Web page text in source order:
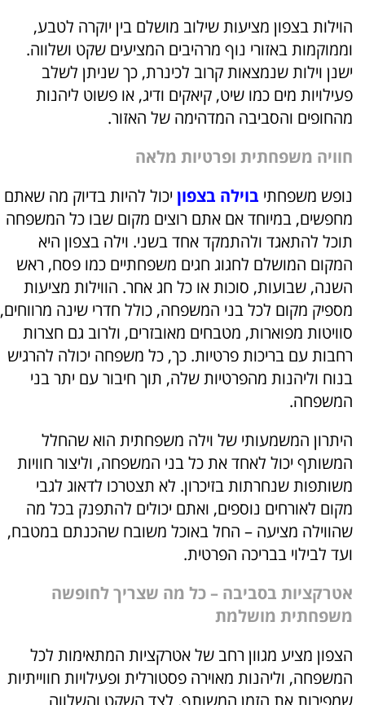
הוילות בצפון מציעות שילוב מושלם בין יוקרה לטבע,
וממוקמות באזורי נוף מרהיבים המציעים שקט ושלווה.
ישנן וילות שנמצאות קרוב לכינרת, כך שניתן לשלב
פעילויות מים כמו שיט, קיאקים ודיג, או פשוט ליהנות
מהחופים והסביבה המדהימה של האזור.
חוויה משפחתית ופרטיות מלאה
נופש משפחתי בוילה בצפון יכול להיות בדיוק מה שאתם
מחפשים, במיוחד אם אתם רוצים מקום שבו כל המשפחה
תוכל להתאגד ולהתמקד אחד בשני. וילה בצפון היא
המקום המושלם לחגוג חגים משפחתיים כמו פסח, ראש
השנה, שבועות, סוכות או כל חג אחר. הווילות מציעות
מספיק מקום לכל בני המשפחה, כולל חדרי שינה מרווחים,
סוויטות מפוארות, מטבחים מאובזרים, ולרוב גם חצרות
רחבות עם בריכות פרטיות. כך, כל משפחה יכולה להרגיש
בנוח וליהנות מהפרטיות שלה, תוך חיבור עם יתר בני
המשפחה.
היתרון המשמעותי של וילה משפחתית הוא שהחלל
המשותף יכול לאחד את כל בני המשפחה, וליצור חוויות
משותפות שנחרתות בזיכרון. לא תצטרכו לדאוג לגבי
מקום לאורחים נוספים, ואתם יכולים להתפנק בכל מה
שהווילה מציעה – החל באוכל משובח שהכנתם במטבח,
ועד לבילוי בבריכה הפרטית.
אטרקציות בסביבה – כל מה שצריך לחופשה
משפחתית מושלמת
הצפון מציע מגוון רחב של אטרקציות המתאימות לכל
המשפחה, וליהנות מאוירה פסטורלית ופעילויות חווייתיות